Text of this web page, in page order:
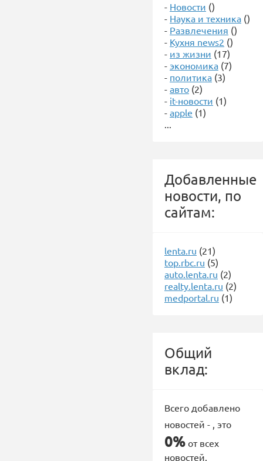
- Новости ()
- Наука и техника ()
- Развлечения ()
- Кухня news2 ()
- из жизни (17)
- экономика (7)
- политика (3)
- авто (2)
- it-новости (1)
- apple (1)
...
Добавленные
новости, по
сайтам:
lenta.ru (21)
top.rbc.ru (5)
auto.lenta.ru (2)
realty.lenta.ru (2)
medportal.ru (1)
Общий
вклад:
Всего добавлено
новостей - , это
0% от всех
новостей.